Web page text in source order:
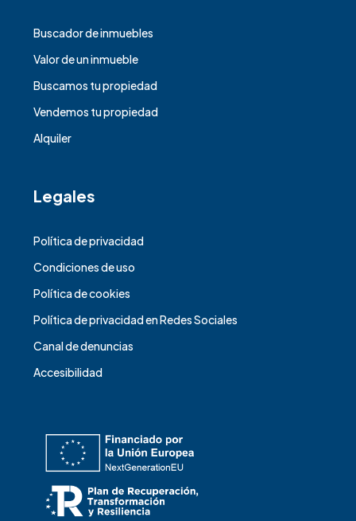
Buscador de inmuebles
Valor de un inmueble
Buscamos tu propiedad
Vendemos tu propiedad
Alquiler
Legales
Política de privacidad
Condiciones de uso
Política de cookies
Política de privacidad en Redes Sociales
Canal de denuncias
Accesibilidad